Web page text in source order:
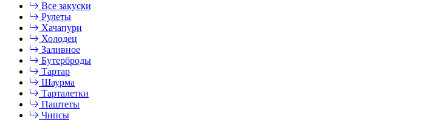
Все закуски
Рулеты
Хачапури
Холодец
Заливное
Бутерброды
Тартар
Шаурма
Тарталетки
Паштеты
Чипсы